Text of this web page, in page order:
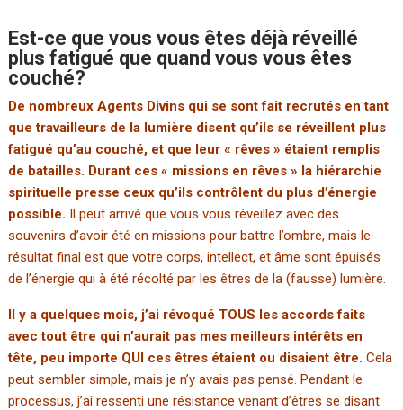
Est-ce que vous vous êtes déjà réveillé
plus fatigué que quand vous vous êtes
couché?
De nombreux Agents Divins qui se sont fait recrutés en tant
que travailleurs de la lumière disent qu’ils se réveillent plus
fatigué qu’au couché, et que leur « rêves » étaient remplis
de batailles. Durant ces « missions en rêves » la hiérarchie
spirituelle presse ceux qu’ils contrôlent du plus d’énergie
possible. Il peut arrivé que vous vous réveillez avec des
souvenirs d’avoir été en missions pour battre l’ombre, mais le
résultat final est que votre corps, intellect, et âme sont épuisés
de l’énergie qui à été récolté par les êtres de la (fausse) lumière.
Il y a quelques mois, j’ai révoqué TOUS les accords faits
avec tout être qui n’aurait pas mes meilleurs intérêts en
tête, peu importe QUI ces êtres étaient ou disaient être.Cela
peut sembler simple, mais je n’y avais pas pensé. Pendant le
processus, j’ai ressenti une résistance venant d’êtres se disant